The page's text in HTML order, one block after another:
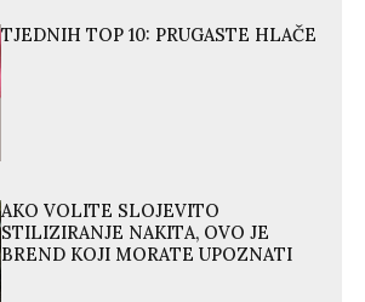
TJEDNIH TOP 10: PRUGASTE HLAČE
AKO VOLITE SLOJEVITO
STILIZIRANJE NAKITA, OVO JE
BREND KOJI MORATE UPOZNATI